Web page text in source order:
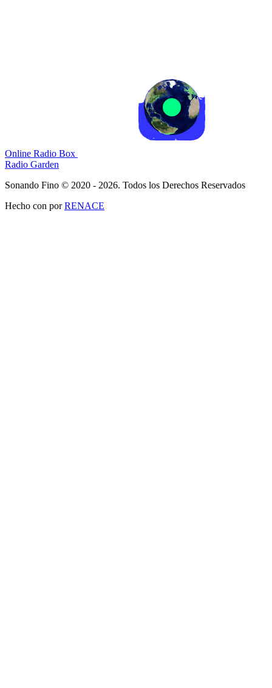
Online Radio Box
Radio Garden
Sonando Fino © 2020 - 2026. Todos los Derechos Reservados
Hecho con porRENACE